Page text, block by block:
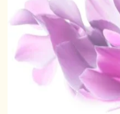
מגביר את הביטחון העצמי של